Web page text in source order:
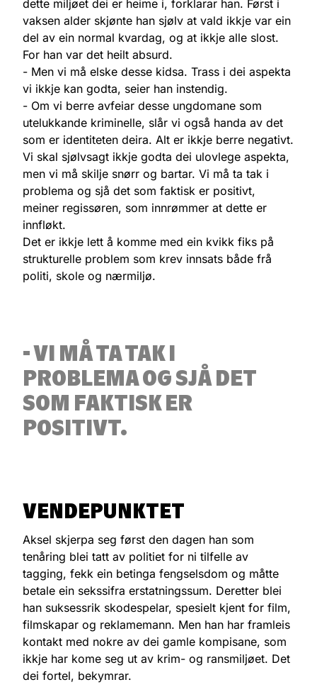
dette miljøet dei er heime i, forklarar han. Først i
vaksen alder skjønte han sjølv at vald ikkje var ein
del av ein normal kvardag, og at ikkje alle slost.
For han var det heilt absurd.
- Men vi må elske desse kidsa. Trass i dei aspekta
vi ikkje kan godta, seier han instendig.
- Om vi berre avfeiar desse ungdomane som
utelukkande kriminelle, slår vi også handa av det
som er identiteten deira. Alt er ikkje berre negativt.
Vi skal sjølvsagt ikkje godta dei ulovlege aspekta,
men vi må skilje snørr og bartar. Vi må ta tak i
problema og sjå det som faktisk er positivt,
meiner regissøren, som innrømmer at dette er
innfløkt.
Det er ikkje lett å komme med ein kvikk fiks på
strukturelle problem som krev innsats både frå
politi, skole og nærmiljø.
- VI MÅ TA TAK I
PROBLEMA OG SJÅ DET
SOM FAKTISK ER
POSITIVT.
VENDEPUNKTET
Aksel skjerpa seg først den dagen han som
tenåring blei tatt av politiet for ni tilfelle av
tagging, fekk ein betinga fengselsdom og måtte
betale ein sekssifra erstatningssum. Deretter blei
han suksessrik skodespelar, spesielt kjent for film,
filmskapar og reklamemann. Men han har framleis
kontakt med nokre av dei gamle kompisane, som
ikkje har kome seg ut av krim- og ransmiljøet. Det
dei fortel, bekymrar.